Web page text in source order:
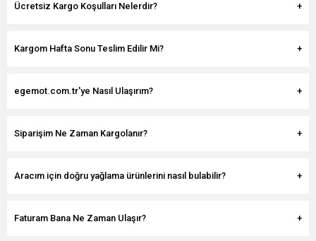
Ücretsiz Kargo Koşulları Nelerdir?
Kargom Hafta Sonu Teslim Edilir Mi?
egemot.com.tr'ye Nasıl Ulaşırım?
Siparişim Ne Zaman Kargolanır?
Aracım için doğru yağlama ürünlerini nasıl bulabilir?
Faturam Bana Ne Zaman Ulaşır?